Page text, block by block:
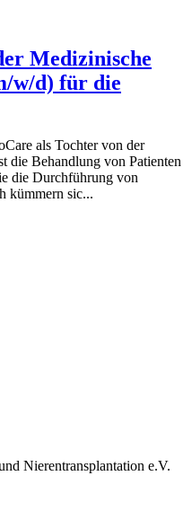
Medizinische
w/d) für die
als Tochter von der
die Behandlung von Patienten
die Durchführung von
kümmern sic...
Nierentransplantation e.V.